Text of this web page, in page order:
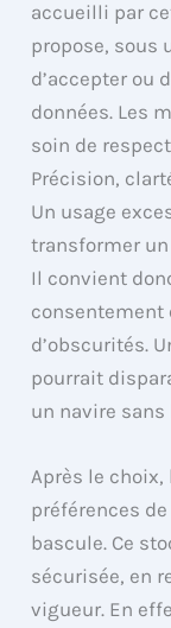
accueilli par
propose, sous
d’accepter ou
données. Les
soin de
Précision,
Un usage
transformer
Il convient
consentement
d’obscurités.
pourrait
un navire sans
Après le choix,
préférences
bascule. Ce
sécurisée, en
vigueur. En